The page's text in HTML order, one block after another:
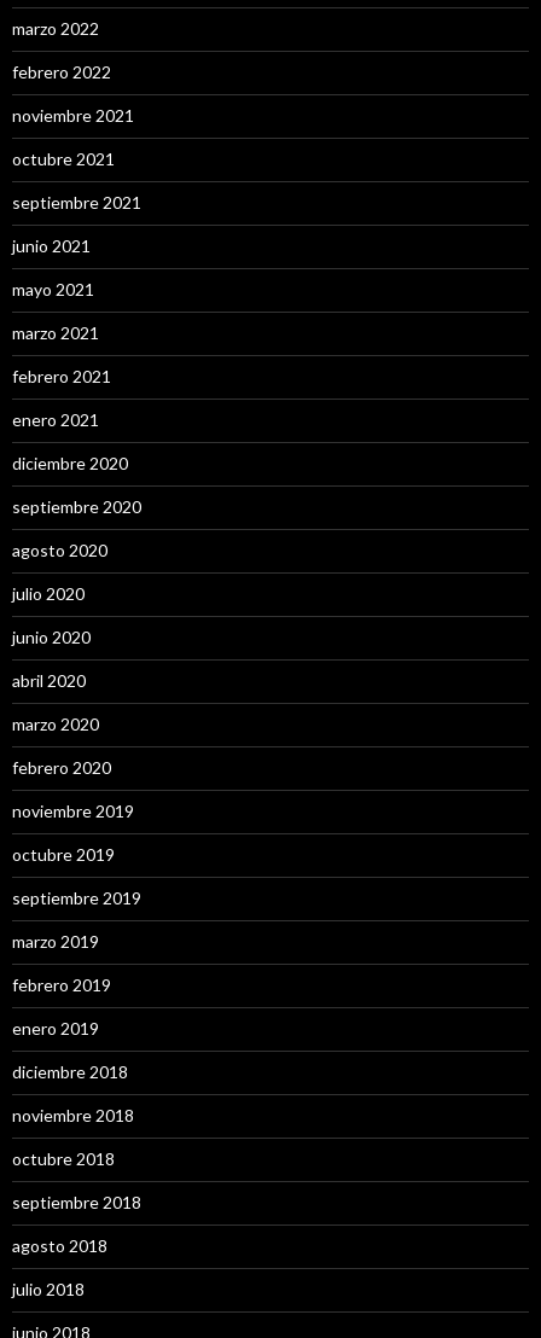
marzo 2022
febrero 2022
noviembre 2021
octubre 2021
septiembre 2021
junio 2021
mayo 2021
marzo 2021
febrero 2021
enero 2021
diciembre 2020
septiembre 2020
agosto 2020
julio 2020
junio 2020
abril 2020
marzo 2020
febrero 2020
noviembre 2019
octubre 2019
septiembre 2019
marzo 2019
febrero 2019
enero 2019
diciembre 2018
noviembre 2018
octubre 2018
septiembre 2018
agosto 2018
julio 2018
junio 2018